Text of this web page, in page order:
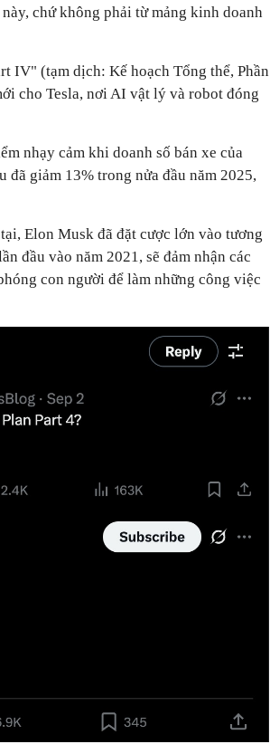
chứ không phải từ mảng kinh doanh
IV" (tạm dịch: Kế hoạch Tổng thể, Phần
cho Tesla, nơi AI vật lý và robot đóng
nhạy cảm khi doanh số bán xe của
đã giảm 13% trong nửa đầu năm 2025,
Elon Musk đã đặt cược lớn vào tương
đầu vào năm 2021, sẽ đảm nhận các
con người để làm những công việc